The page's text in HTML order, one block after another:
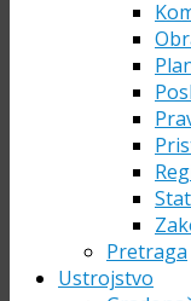
Pretraga
Ustrojstvo